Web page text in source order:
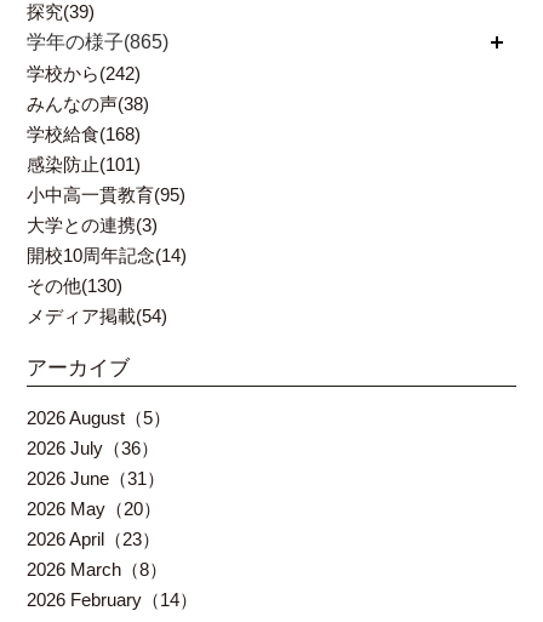
探究(39)
学年の様子(865)
開く
学校から(242)
みんなの声(38)
学校給食(168)
感染防止(101)
小中高一貫教育(95)
大学との連携(3)
開校10周年記念(14)
その他(130)
メディア掲載(54)
アーカイブ
2026 August（5）
2026 July（36）
2026 June（31）
2026 May（20）
2026 April（23）
2026 March（8）
2026 February（14）